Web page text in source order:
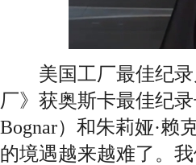
美国工厂最佳纪录
厂》获奥斯卡最佳纪
Bognar）和朱莉娅·赖
的境遇越来越难了。